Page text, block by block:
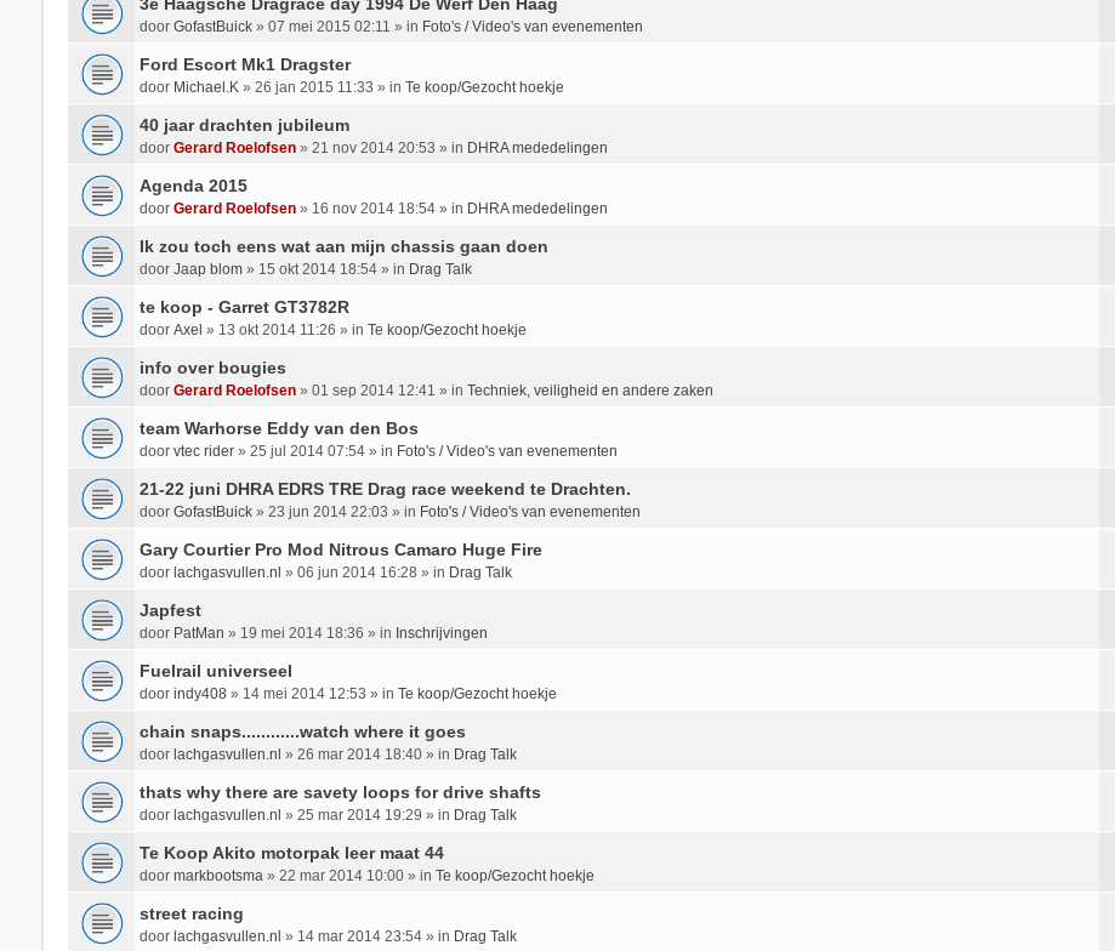
door GofastBuick» 07 mei 2015 02:11 » in Foto's / Video's van evenementen
Ford Escort Mk1 Dragster
door Michael.K» 26 jan 2015 11:33 » in Te koop/Gezocht hoekje
40 jaar drachten jubileum
door Gerard Roelofsen» 21 nov 2014 20:53 » in DHRA mededelingen
Agenda 2015
door Gerard Roelofsen» 16 nov 2014 18:54» in DHRA mededelingen
Ik zou toch eens wat aan mijn chassis gaan doen
door Jaap blom» 15 okt 2014 18:54» in Drag Talk
te koop - Garret GT3782R
door Axel » 13 okt 2014 11:26 » in Te koop/Gezocht hoekje
info over bougies
door Gerard Roelofsen» 01 sep 2014 12:41 » in Techniek, veiligheid en andere zaken
team Warhorse Eddy van den Bos
door vtec rider» 25 jul 2014 07:54» in Foto's / Video's van evenementen
21-22 juni DHRA EDRS TRE Drag race weekend te Drachten.
door GofastBuick» 23 jun 2014 22:03 » in Foto's / Video's van evenementen
Gary Courtier Pro Mod Nitrous Camaro Huge Fire
door lachgasvullen.nl » 06 jun 2014 16:28 » in Drag Talk
Japfest
door PatMan » 19 mei 2014 18:36 » in Inschrijvingen
Fuelrail universeel
door indy408 » 14 mei 2014 12:53 » in Te koop/Gezocht hoekje
chain snaps............watch where it goes
door lachgasvullen.nl » 26 mar 2014 18:40» in Drag Talk
thats why there are savety loops for drive shafts
door lachgasvullen.nl » 25 mar 2014 19:29 » in Drag Talk
Te Koop Akito motorpak leer maat 44
door markbootsma» 22 mar 2014 10:00» in Te koop/Gezocht hoekje
street racing
door lachgasvullen.nl » 14 mar 2014 23:54» in Drag Talk